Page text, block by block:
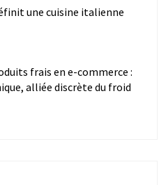
une cuisine italienne
frais en e-commerce :
alliée discrète du froid